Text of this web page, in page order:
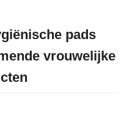
pads
vrouwelijke